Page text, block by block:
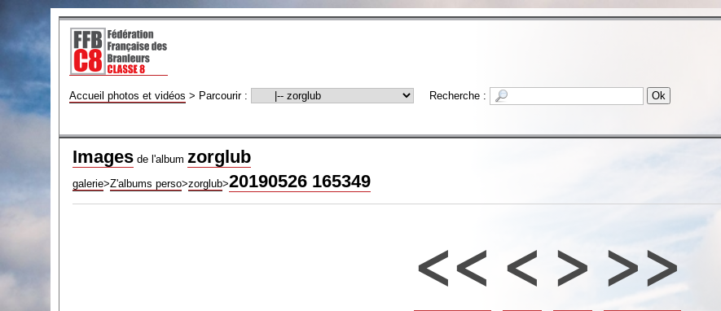
Accueil photos et vidéos > Parcourir : Recherche :
Images de l'album zorglub
galerie>Z'albums perso>zorglub>20190526 165349
<<<>>>